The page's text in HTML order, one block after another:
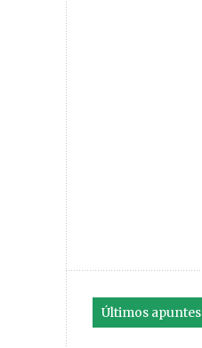
Últimos apuntes